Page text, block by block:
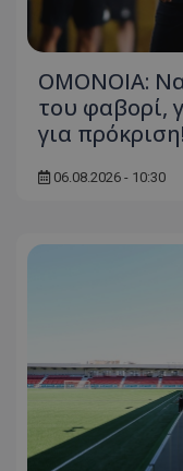
ΟΜΟΝΟΙΑ: Να
του φαβορί,
για
06.08.2026 - 10:30